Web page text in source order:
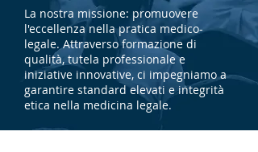
La nostra missione: promuovere
l'eccellenza nella pratica medico-
legale. Attraverso formazione di
qualità, tutela professionale e
iniziative innovative, ci impegniamo a
garantire standard elevati e integrità
etica nella medicina legale.